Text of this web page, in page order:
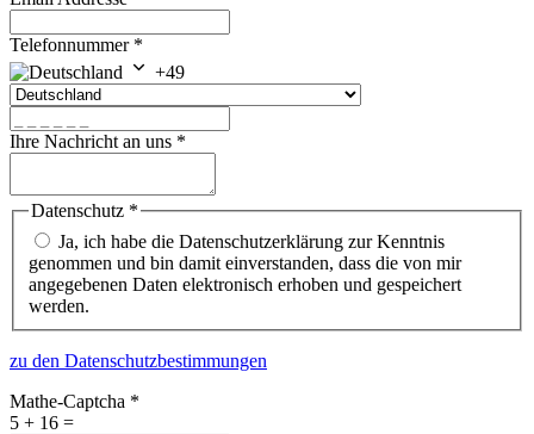
Telefonnummer *
+49
Ihre Nachricht an uns *
Datenschutz *
Ja, ich habe die Datenschutzerklärung zur Kenntnis
genommen und bin damit einverstanden, dass die von mir
angegebenen Daten elektronisch erhoben und gespeichert
werden.
zu den Datenschutzbestimmungen
Mathe-Captcha *
5 + 16 =